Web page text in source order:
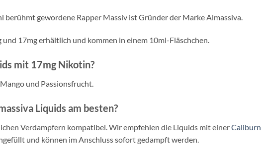
berühmt gewordene Rapper Massiv ist Gründer der Marke Almassiva.
17mg erhältlich und kommen in einem 10ml-Fläschchen.
mit 17mg Nikotin?
und Passionsfrucht.
Liquids am besten?
Verdampfern kompatibel. Wir empfehlen die Liquids mit einerCaliburn
und können im Anschluss sofort gedampft werden.